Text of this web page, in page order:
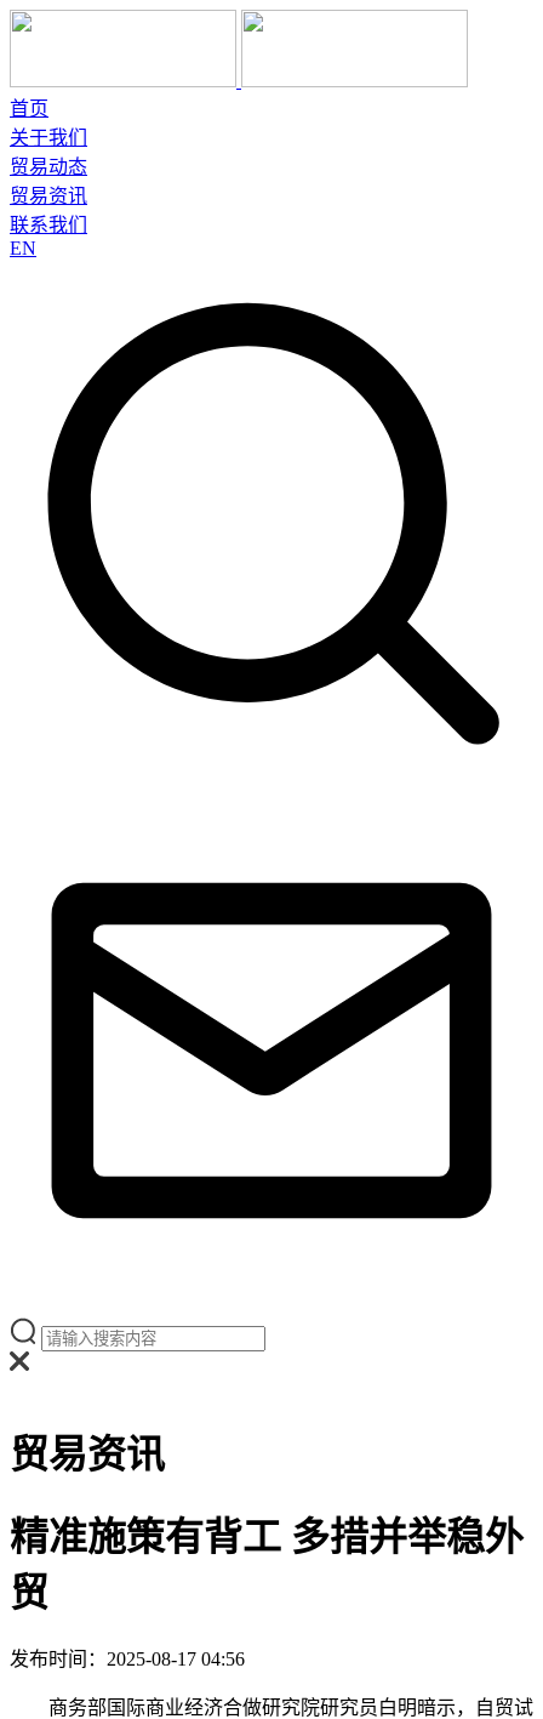
首页
关于我们
贸易动态
贸易资讯
联系我们
EN
贸易资讯
精准施策有背工 多措并举稳外
贸
发布时间：2025-08-17 04:56
商务部国际商业经济合做研究院研究员白明暗示，自贸试